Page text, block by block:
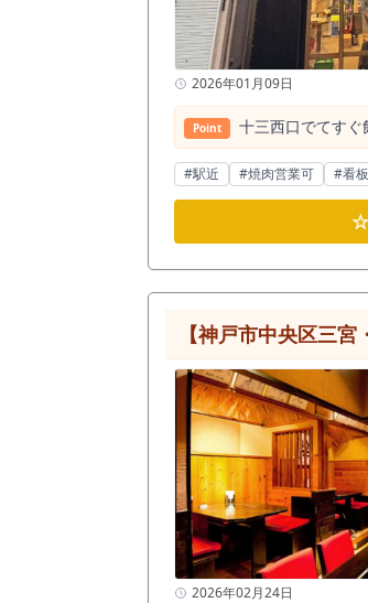
2026年01月09日
Point 十三西口でてす
#駅近 #焼肉営業可 #看
☆
2026年02月24日